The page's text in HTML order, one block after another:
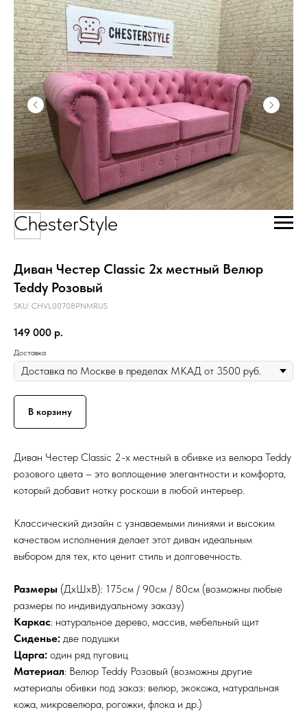
ChesterStyle
Диван Честер Classic 2х местный Велюр
Teddy Розовый
SKU: CHVL00708PNMRUS
149 000 р.
Доставка
В корзину
Диван Честер Classic 2-х местный в обивке из велюра Teddy
розового цвета – это воплощение элегантности и комфорта,
который добавит нотку роскоши в любой интерьер.
Классический дизайн с узнаваемыми линиями и высоким
качеством исполнения делает этот диван идеальным
выбором для тех, кто ценит стиль и долговечность.
Размеры (ДхШхВ): 175см / 90см / 80см (возможны любые
размеры по индивидуальному заказу)
Каркас: натуральное дерево, массив, мебельный щит
Сиденье: две подушки
Царга: один ряд пуговиц
Материал: Велюр Teddy Розовый (возможны другие
материалы обивки под заказ: велюр, экокожа, натуральная
кожа, микровелюра, рогожки, флока и др.)